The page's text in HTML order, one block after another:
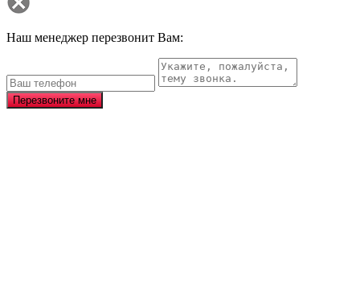
Наш менеджер перезвонит Вам:
Перезвоните мне